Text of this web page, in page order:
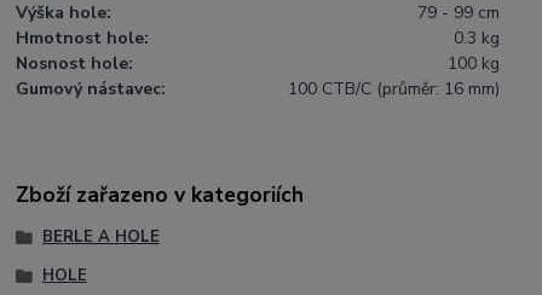
Výška hole:
79 - 99 cm
Hmotnost hole:
0.3 kg
Nosnost hole:
100 kg
Gumový nástavec:
100 CTB/C (průměr: 16 mm)
Zboží zařazeno v kategoriích
BERLE A HOLE
HOLE